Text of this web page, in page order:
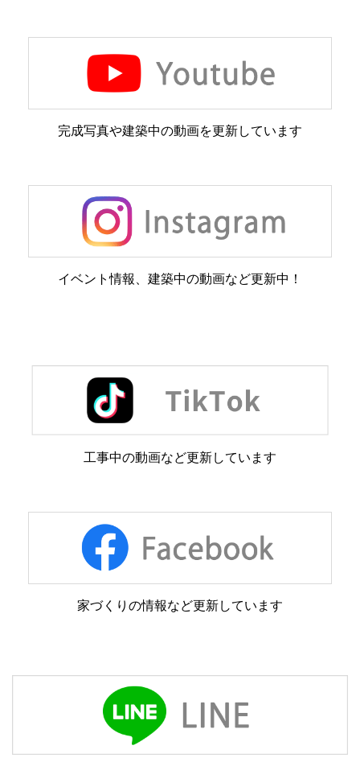
完成写真や建築中の動画を更新しています
イベント情報、建築中の動画など更新中！
工事中の動画など更新しています
家づくりの情報など更新しています